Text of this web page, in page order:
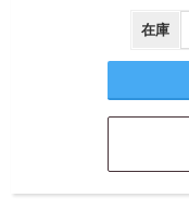
在庫